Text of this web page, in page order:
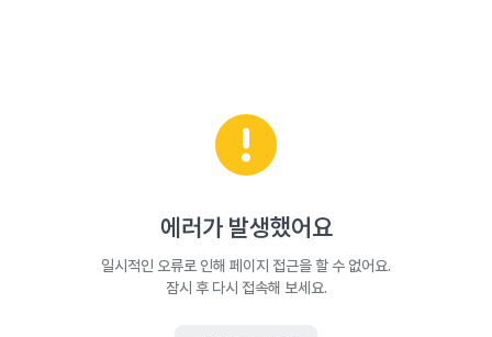
에러가 발생했어요
일시적인 오류로 인해 페이지 접근을 할 수 없어요.
잠시 후 다시 접속해 보세요.